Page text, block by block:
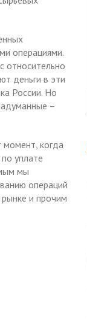
операциями.
относительно
деньги в эти
России. Но
–
момент, когда
уплате
мы
операций
и прочим